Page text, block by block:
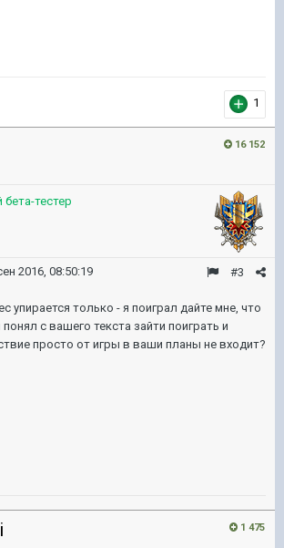
1
16 152
тестер
#3
2016, 08:50:19
упирается только - я поиграл дайте мне, что
с вашего текста зайти поиграть и
просто от игры в ваши планы не входит?
1 475